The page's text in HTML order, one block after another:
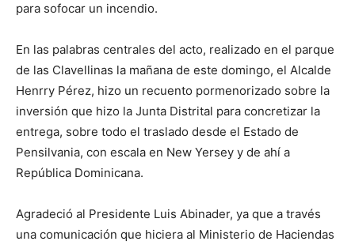
para sofocar un incendio.
En las palabras centrales del acto, realizado en el parque
de las Clavellinas la mañana de este domingo, el Alcalde
Henrry Pérez, hizo un recuento pormenorizado sobre la
inversión que hizo la Junta Distrital para concretizar la
entrega, sobre todo el traslado desde el Estado de
Pensilvania, con escala en New Yersey y de ahí a
República Dominicana.
Agradeció al Presidente Luis Abinader, ya que a través
una comunicación que hiciera al Ministerio de Haciendas